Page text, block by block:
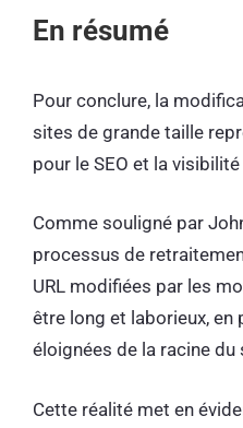
En résumé
Pour conclure, la
sites de grande taille
pour le SEO et la visibilité
Comme souligné par
processus de
URL modifiées par les
être long et laborieux, en
éloignées de la racine du
Cette réalité met en